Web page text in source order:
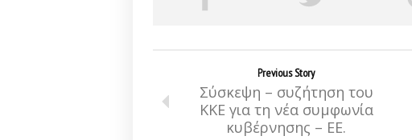
Previous Story
Σύσκεψη – συζήτηση του
ΚΚΕ για τη νέα συμφωνία
κυβέρνησης – ΕΕ.